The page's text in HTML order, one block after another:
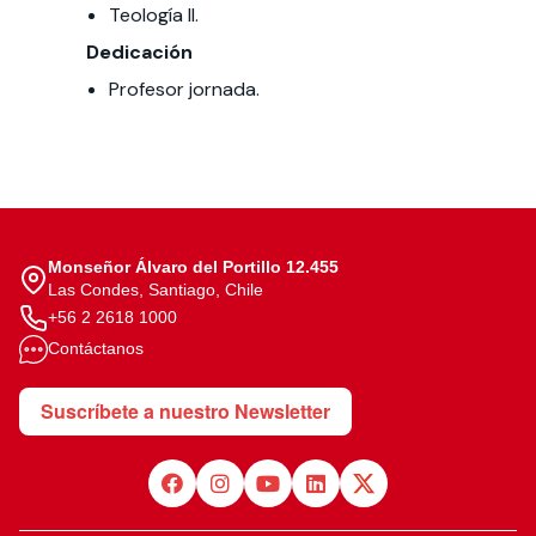
Teología II.
Dedicación
Profesor jornada.
Monseñor Álvaro del Portillo 12.455
Las Condes, Santiago, Chile
+56 2 2618 1000
Contáctanos
Suscríbete a nuestro Newsletter